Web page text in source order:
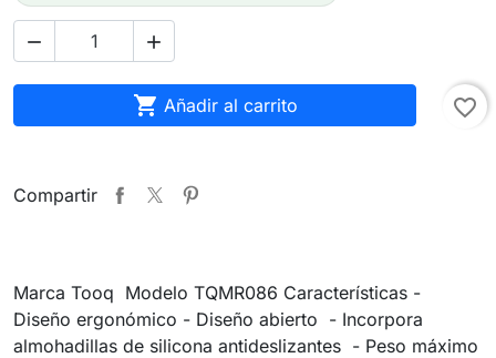
 
 Añadir al carrito favorite_border
Compartir
Marca Tooq Modelo TQMR086 Características -
Diseño ergonómico - Diseño abierto - Incorpora
almohadillas de silicona antideslizantes - Peso máximo